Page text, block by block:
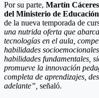
Por su parte, Martín
del Ministerio de
de la nueva temporada de
una nutrida oferta que
tecnologías en el aula,
habilidades
habilidades fundamentales,
promueve la innovación
completa de aprendizajes,
adelante”, señaló.